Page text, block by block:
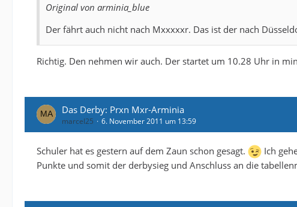
Original von arminia_blue
Der fährt auch nicht nach Mxxxxxr. Das ist der nach
Richtig. Den nehmen wir auch. Der startet um 10.28 Uhr in
Das Derby: Prxn Mxr-Arminia
marcel25 6. November 2011 um 13:59
Schuler hat es gestern auf dem Zaun schon gesagt.
Ich
Punkte und somit der derbysieg und Anschluss an die